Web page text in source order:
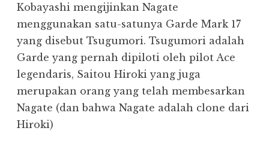
Kobayashi mengijinkan Nagate
menggunakan satu-satunya Garde Mark 17
yang disebut Tsugumori. Tsugumori adalah
Garde yang pernah dipiloti oleh pilot Ace
legendaris, Saitou Hiroki yang juga
merupakan orang yang telah membesarkan
Nagate (dan bahwa Nagate adalah clone dari
Hiroki)